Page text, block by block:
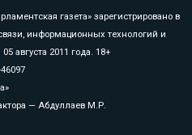
газета» зарегистрировано в
информационных технологий и
августа 2011 года. 18+
— Абдуллаев М.Р.